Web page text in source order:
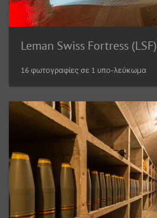
Leman Swiss Fortress (LSF)
16 φωτογραφίες σε 1 υπο-λεύκωμα